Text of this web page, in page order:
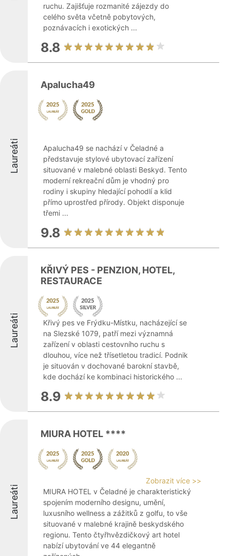
ruchu. Zajišťuje rozmanité zájezdy do
celého světa včetně pobytových,
poznávacích i exotických ...
8.8
Laureáti
Apalucha49
Apalucha49 se nachází v Čeladné a
představuje stylové ubytovací zařízení
situované v malebné oblasti Beskyd. Tento
moderní rekreační dům je vhodný pro
rodiny i skupiny hledající pohodlí a klid
přímo uprostřed přírody. Objekt disponuje
třemi ...
9.8
Laureáti
KŘIVÝ PES - PENZION, HOTEL,
RESTAURACE
Křivý pes ve Frýdku-Místku, nacházející se
na Slezské 1079, patří mezi významná
zařízení v oblasti cestovního ruchu s
dlouhou, více než třísetletou tradicí. Podnik
je situován v dochované barokní stavbě,
kde dochází ke kombinaci historického ...
8.9
Laureáti
MIURA HOTEL ****
Zobrazit více >>
MIURA HOTEL v Čeladné je charakteristický
spojením moderního designu, umění,
luxusního wellness a zážitků z golfu, to vše
situované v malebné krajině beskydského
regionu. Tento čtyřhvězdičkový art hotel
nabízí ubytování ve 44 elegantně